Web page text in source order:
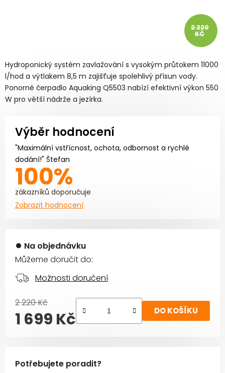
Hydroponický systém zavlažování s vysokým průtokem 11000
l/hod a výtlakem 8,5 m zajišťuje spolehlivý přísun vody.
Ponorné čerpadlo Aquaking Q5503 nabízí efektivní výkon 550
W pro větší nádrže a jezírka.
Výběr hodnocení
"Maximální vstřícnost, ochota, odbornost a rychlé
dodání!" Štefan
100%
zákazníků doporučuje
Zobrazit hodnocení
Na objednávku
Můžeme doručit do:
Možnosti doručení
2 220 Kč
1 699 Kč DO KOŠÍKU
Potřebujete poradit?
2 220
KČ